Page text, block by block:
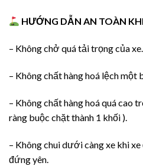
HƯỚNG DẪN AN TOÀN
– Không chở quá tải trọng của xe.
– Không chất hàng hoá lệch một
– Không chất hàng hoá quá cao
ràng buộc chặt thành 1 khối ).
– Không chui dưới càng xe khi xe
đứng yên.